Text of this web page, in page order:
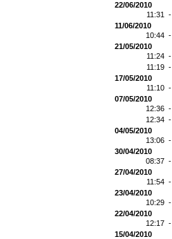
22/06/2010
11:31 -
11/06/2010
10:44 -
21/05/2010
11:24 -
11:19 -
17/05/2010
11:10 -
07/05/2010
12:36 -
12:34 -
04/05/2010
13:06 -
30/04/2010
08:37 -
27/04/2010
11:54 -
23/04/2010
10:29 -
22/04/2010
12:17 -
15/04/2010